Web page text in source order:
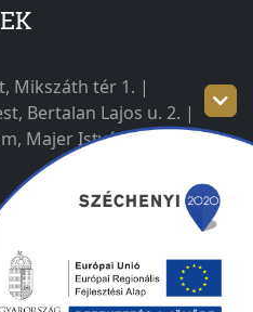
Mikszáth tér 1. |
Bertalan Lajos u. 2. |
Majer István út 1–3.